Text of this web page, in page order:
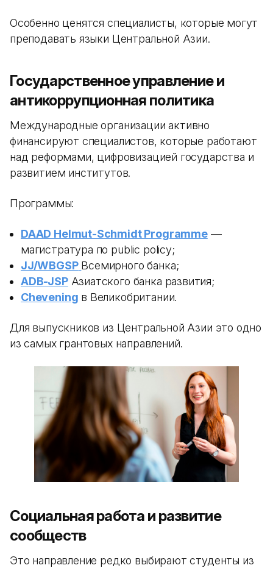
Особенно ценятся специалисты, которые могут
преподавать языки Центральной Азии.
Государственное управление и
антикоррупционная политика
Международные организации активно
финансируют специалистов, которые работают
над реформами, цифровизацией государства и
развитием институтов.
Программы:
DAAD Helmut-Schmidt Programme—
магистратура по public policy;
JJ/WBGSP Всемирного банка;
ADB-JSPАзиатского банка развития;
Chevening в Великобритании.
Для выпускников из Центральной Азии это одно
из самых грантовых направлений.
Социальная работа и развитие
сообществ
Это направление редко выбирают студенты из